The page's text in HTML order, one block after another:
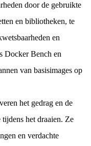
door de gebruikte
en bibliotheken, te
en
Docker Bench en
van basisimages op
het gedrag en de
het draaien. Ze
en verdachte